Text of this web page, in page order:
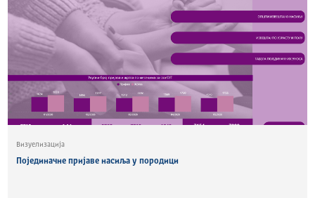
Визуелизација
Појединачне пријаве насиља у породици